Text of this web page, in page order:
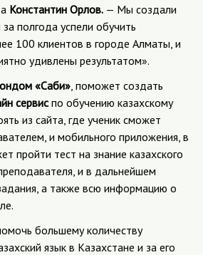
Константин Орлов. — Мы создали
полгода успели обучить
100 клиентов в городе Алматы, и
удивлены результатом».
«Саби», поможет создать
сервиспо обучению казахскому
из сайта, где ученик сможет
и мобильного приложения, в
пройти тест на знание казахского
и в дальнейшем
а также всю информацию о
большему количеству
язык в Казахстане и за его